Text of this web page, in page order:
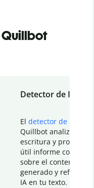
Quillbot
Detector de IA
El detector de IA
Quillbot analiza tu
escritura y
útil informe con
sobre el contenido
generado y refinado
IA en tu texto.